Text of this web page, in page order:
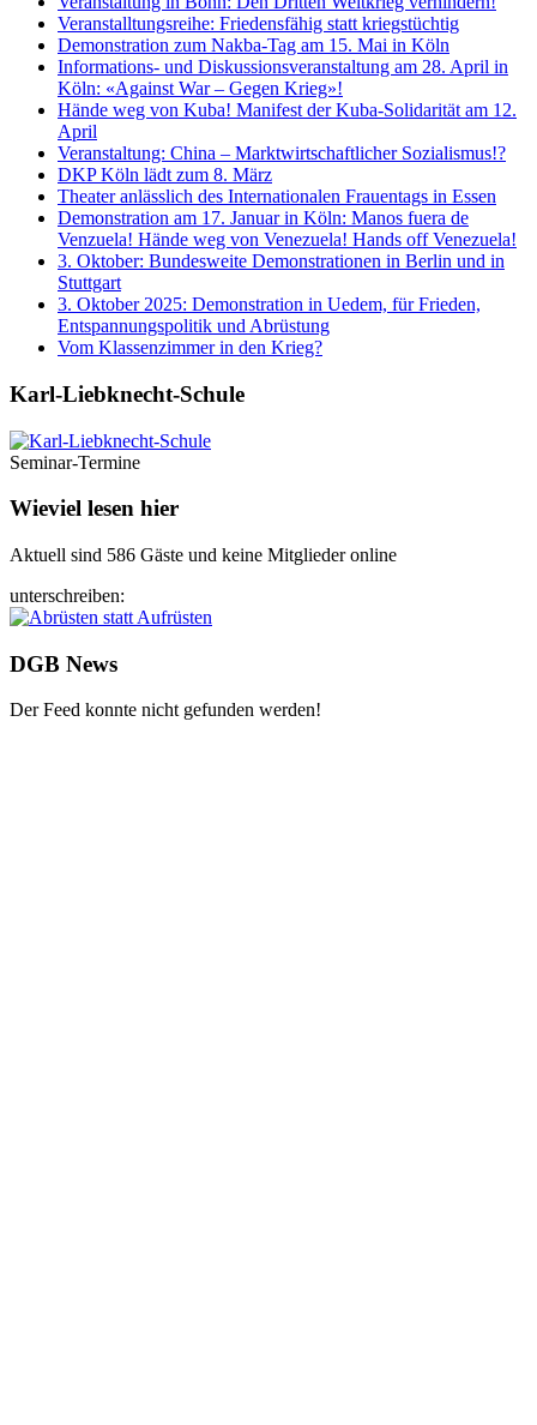
Veranstalltungsreihe: Friedensfähig statt kriegstüchtig
Demonstration zum Nakba-Tag am 15. Mai in Köln
Informations- und Diskussionsveranstaltung am 28. April in
Köln: «Against War – Gegen Krieg»!
Hände weg von Kuba! Manifest der Kuba-Solidarität am 12.
April
Veranstaltung: China – Marktwirtschaftlicher Sozialismus!?
DKP Köln lädt zum 8. März
Theater anlässlich des Internationalen Frauentags in Essen
Demonstration am 17. Januar in Köln: Manos fuera de
Venzuela! Hände weg von Venezuela! Hands off Venezuela!
3. Oktober: Bundesweite Demonstrationen in Berlin und in
Stuttgart
3. Oktober 2025: Demonstration in Uedem, für Frieden,
Entspannungspolitik und Abrüstung
Vom Klassenzimmer in den Krieg?
Karl-Liebknecht-­Schule
Seminar-Termine
Wieviel lesen hier
Aktuell sind 586 Gäste und keine Mitglieder online
unterschreiben:
DGB News
Der Feed konnte nicht gefunden werden!